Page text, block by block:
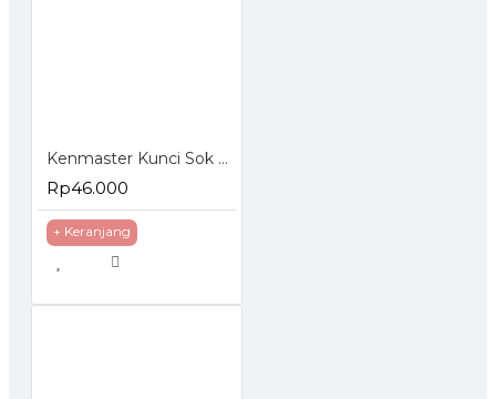
Kenmaster Kunci Sok Set 40 Pcs
Rp46.000
+ Keranjang